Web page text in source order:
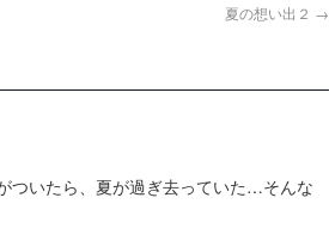
夏の想い出２ →
ついたら、夏が過ぎ去っていた…そんな